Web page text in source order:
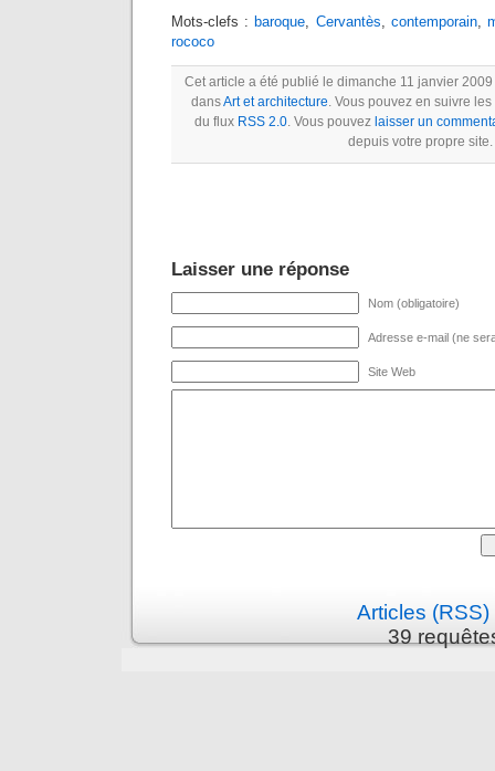
Mots-clefs : baroque, Cervantès, contemporain,
rococo
Cet article a été publié le dimanche 11 janvier
dansArt et architecture. Vous pouvez en suivre
du flux RSS 2.0. Vous pouvez laisser un
depuis votre propre site.
Laisser une réponse
Nom (obligatoire)
Adresse e-mail (ne
Site Web
Articles (RSS)
39